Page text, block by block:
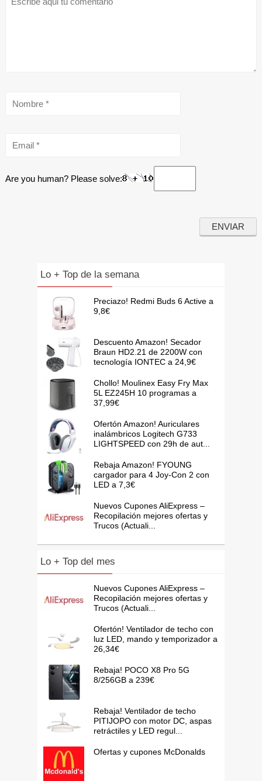
Are you human? Please solve:
Lo + Top de la semana
Preciazo! Redmi Buds 6 Active a
9,8€
Descuento Amazon! Secador
Braun HD2.21 de 2200W con
tecnología IONTEC a 24,9€
Chollo! Moulinex Easy Fry Max
5L EZ245H 10 programas a
37,99€
Ofertón Amazon! Auriculares
inalámbricos Logitech G733
LIGHTSPEED con 29h de aut...
Rebaja Amazon! FYOUNG
cargador para 4 Joy-Con 2 con
LED a 7,3€
Nuevos Cupones AliExpress –
Recopilación mejores ofertas y
Trucos (Actuali...
Lo + Top del mes
Nuevos Cupones AliExpress –
Recopilación mejores ofertas y
Trucos (Actuali...
Ofertón! Ventilador de techo con
luz LED, mando y temporizador a
26,34€
Rebaja! POCO X8 Pro 5G
8/256GB a 239€
Rebaja! Ventilador de techo
PITIJOPO con motor DC, aspas
retráctiles y LED regul...
Ofertas y cupones McDonalds